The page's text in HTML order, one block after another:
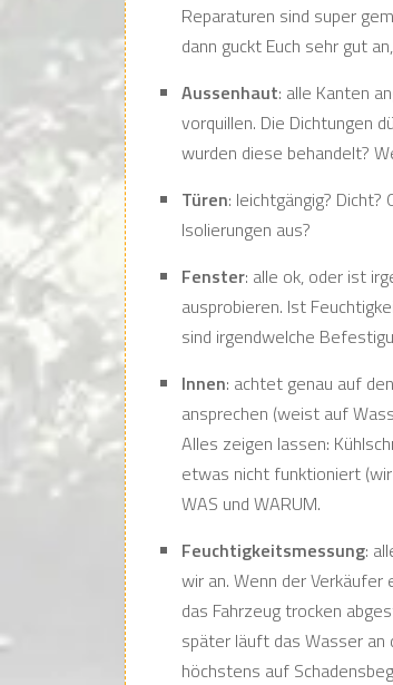
Reparaturen sind super
dann guckt Euch sehr gut
Aussenhaut: alle Kanten
vorquillen. Die Dichtungen
wurden diese behandelt?
Türen: leichtgängig?
Isolierungen aus?
Fenster: alle ok, oder ist
ausprobieren. Ist
sind irgendwelche
Innen: achtet genau auf
ansprechen (weist auf
Alles zeigen lassen:
etwas nicht funktioniert
WAS und WARUM.
Feuchtigkeitsmessung:
wir an. Wenn der
das Fahrzeug trocken
später läuft das Wasser an
höchstens auf